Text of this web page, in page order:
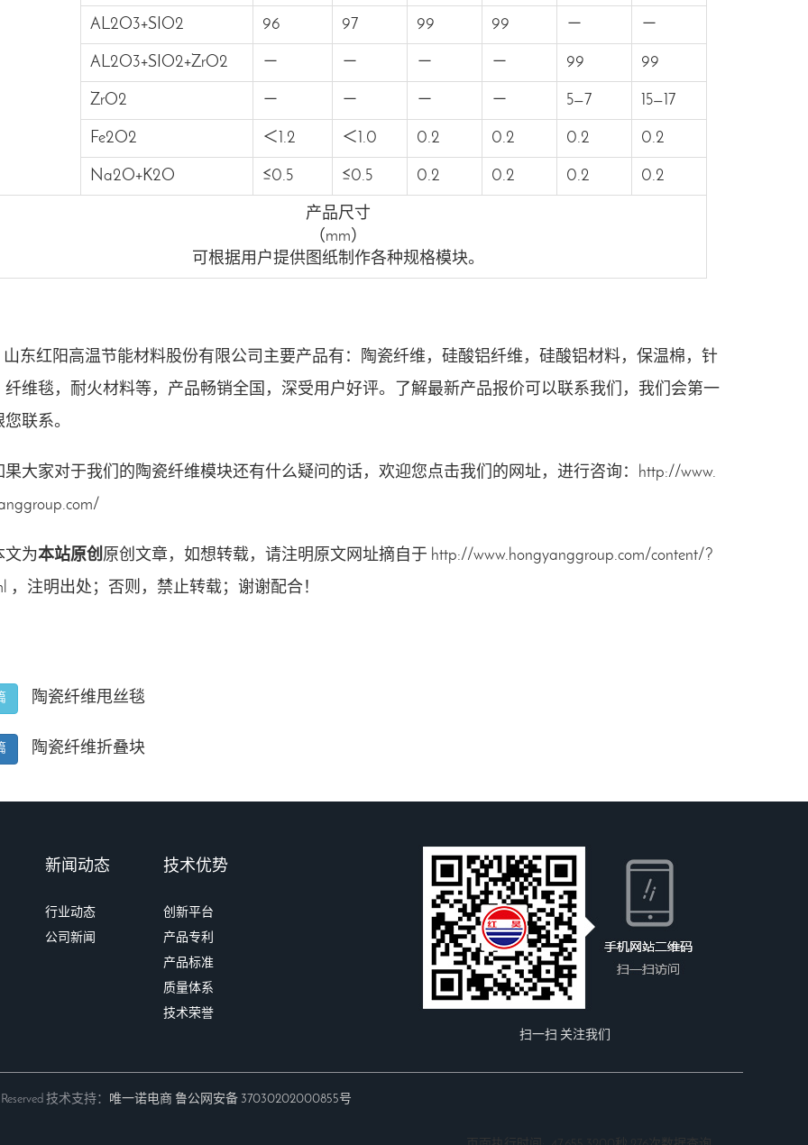
AL2O3+SIO2 96 97 99 99 － －
AL2O3+SIO2+ZrO2 － － － － 99 99
ZrO2 － － － － 5—7 15—17
Fe2O2 ＜1.2 ＜1.0 0.2 0.2 0.2 0.2
Na2O+K2O ≤0.5 ≤0.5 0.2 0.2 0.2 0.2
产品尺寸
（mm）
可根据用户提供图纸制作各种规格模块。
东红阳高温节能材料股份有限公司主要产品有： 陶瓷纤维， 硅酸铝纤维， 硅酸铝材料， 保温棉 ， 针
纤维毯， 耐火材料等，产品畅销全国，深受用户好评。了解最新产品报价可以联系我们 ，我们会第一
联系。
果大家对于我们的 陶瓷纤维模块还有什么疑问的话，欢迎您点击我们的网址，进行咨询： http://www.
文为本站原创原创文章，如想转载，请注明原文网址摘自于 http://www.hongyanggroup.com/content/?
，注明出处；否则，禁止转载；谢谢配合！
陶瓷纤维甩丝毯
陶瓷纤维折叠块
新闻动态
行业动态
公司新闻
技术优势
创新平台
产品专利
产品标准
质量体系
技术荣誉
扫一扫 关注我们
技术支持： 唯一诺电商 鲁公网安备 37030202000855号